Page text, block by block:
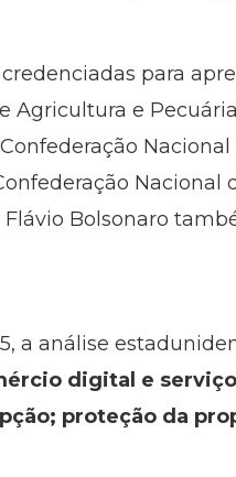
para
Agricultura e
Nacional
Bolsonaro
a análise
digital e
proteção da